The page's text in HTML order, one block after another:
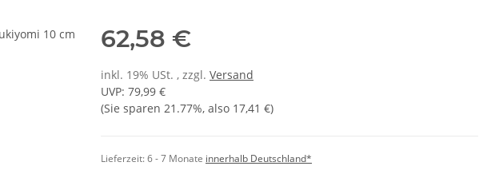
62,58 €
inkl. 19% USt. , zzgl. Versand
UVP: 79,99 €
(Sie sparen 21.77%, also 17,41 €)
Lieferzeit:6 - 7 Monate innerhalb Deutschland*